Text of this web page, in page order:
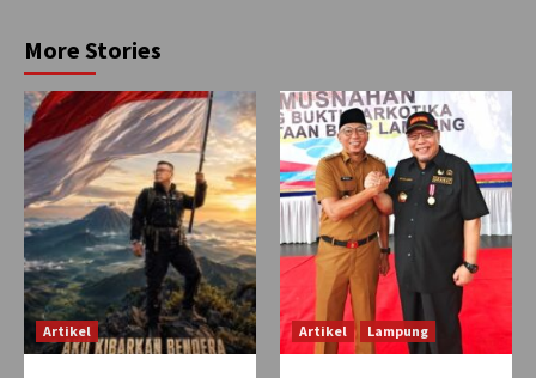
More Stories
Artikel Artikel Lampung